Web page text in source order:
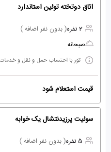
اتاق دوتخته توئین استاندارد
2 نفره
( بدون نفر اضافه )
صبحانه
تور با احتساب حمل و نقل و خدمات
قیمت استعلام شود
سوئیت پرزیدنتشال یک خوابه
5 نفره
( بدون نفر اضافه )